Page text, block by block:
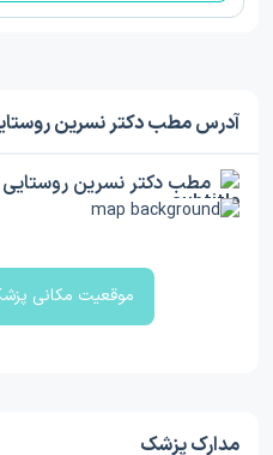
آدرس مطب دکتر نسرین
مطب دکتر نسرین روستایی
موقعیت مکانی
مدارک پزشک